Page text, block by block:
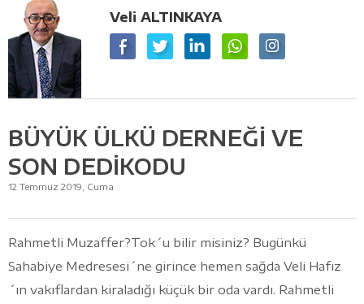
Veli ALTINKAYA
BÜYÜK ÜLKÜ DERNEĞİ VE
SON DEDİKODU
12 Temmuz 2019, Cuma
Rahmetli Muzaffer?Tok´u bilir misiniz? Bugünkü
Sahabiye Medresesi´ne girince hemen sağda Veli Hafız
´ın vakıflardan kiraladığı küçük bir oda vardı. Rahmetli